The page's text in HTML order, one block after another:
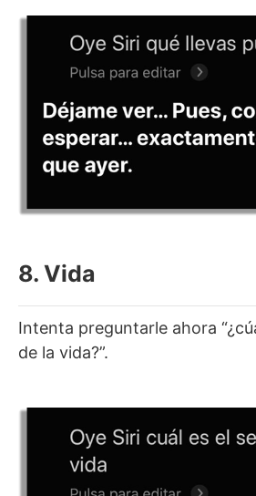
8. Vida
Intenta preguntarle ahora
de la vida?”.